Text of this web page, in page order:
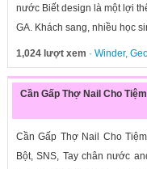
nước Biết design là một lợi
GA. Khách sang, nhiều học
1,024 lượt xem · Winder,
Cần Gấp Thợ Nail Cho
Cần Gấp Thợ Nail Cho
Bột, SNS, Tay chân nước